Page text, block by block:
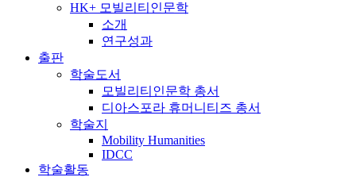
HK+ 모빌리티인문학
소개
연구성과
출판
학술도서
모빌리티인문학 총서
디아스포라 휴머니티즈 총서
학술지
Mobility Humanities
IDCC
학술활동